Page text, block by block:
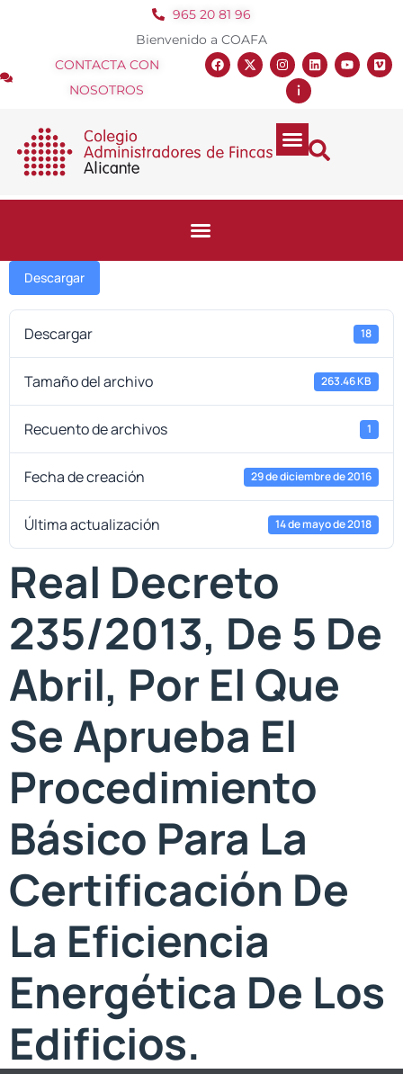
965 20 81 96
Bienvenido a COAFA
CONTACTA CON
NOSOTROS
Descargar
Descargar 18
Tamaño del archivo 263.46 KB
Recuento de archivos 1
Fecha de creación 29 de diciembre de 2016
Última actualización 14 de mayo de 2018
Real Decreto
235/2013, De 5 De
Abril, Por El Que
Se Aprueba El
Procedimiento
Básico Para La
Certificación De
La Eficiencia
Energética De Los
Edificios.